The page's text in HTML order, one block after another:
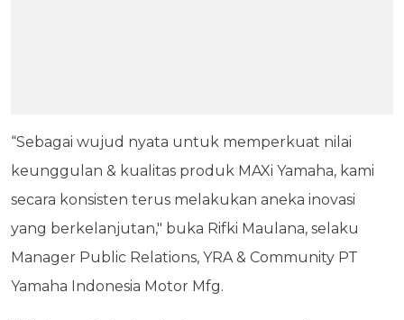
“Sebagai wujud nyata untuk memperkuat nilai
keunggulan & kualitas produk MAXi Yamaha, kami
secara konsisten terus melakukan aneka inovasi
yang berkelanjutan," buka Rifki Maulana, selaku
Manager Public Relations, YRA & Community PT
Yamaha Indonesia Motor Mfg.